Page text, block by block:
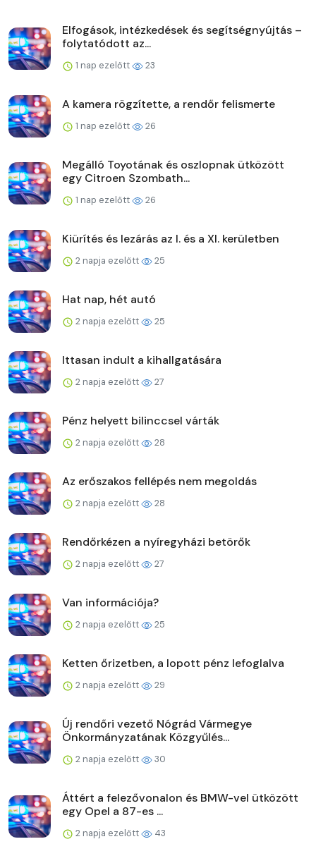
Elfogások, intézkedések és segítségnyújtás –
folytatódott az...
1 nap ezelőtt 23
A kamera rögzítette, a rendőr felismerte
1 nap ezelőtt 26
Megálló Toyotának és oszlopnak ütközött
egy Citroen Szombath...
1 nap ezelőtt 26
Kiürítés és lezárás az I. és a XI. kerületben
2 napja ezelőtt 25
Hat nap, hét autó
2 napja ezelőtt 25
Ittasan indult a kihallgatására
2 napja ezelőtt 27
Pénz helyett bilinccsel várták
2 napja ezelőtt 28
Az erőszakos fellépés nem megoldás
2 napja ezelőtt 28
Rendőrkézen a nyíregyházi betörők
2 napja ezelőtt 27
Van információja?
2 napja ezelőtt 25
Ketten őrizetben, a lopott pénz lefoglalva
2 napja ezelőtt 29
Új rendőri vezető Nógrád Vármegye
Önkormányzatának Közgyűlés...
2 napja ezelőtt 30
Áttért a felezővonalon és BMW-vel ütközött
egy Opel a 87-es ...
2 napja ezelőtt 43